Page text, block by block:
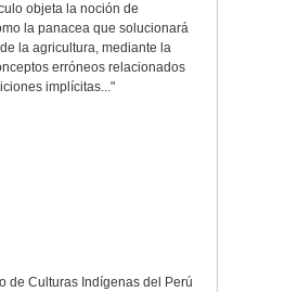
objeta la noción de
la panacea que solucionará
la agricultura, mediante la
erróneos relacionados
implícitas..."
de Culturas Indígenas del Perú